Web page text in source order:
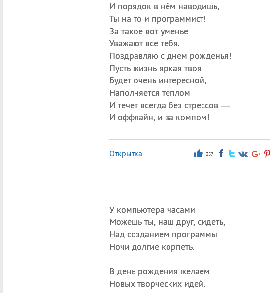
И порядок в нём наводишь,
Ты на то и программист!
За такое вот уменье
Уважают все тебя.
Поздравляю с днем рожденья!
Пусть жизнь яркая твоя
Будет очень интересной,
Наполняется теплом
И течет всегда без стрессов —
И оффлайн, и за компом!
Открытка 357
У компьютера часами
Можешь ты, наш друг, сидеть,
Над созданием программы
Ночи долгие корпеть.
В день рождения желаем
Новых творческих идей.